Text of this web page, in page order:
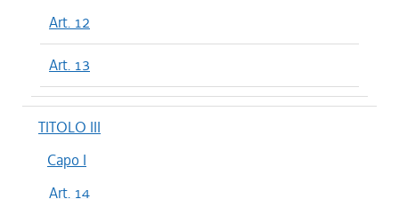
Art. 12
Art. 13
TITOLO III
Capo I
Art. 14